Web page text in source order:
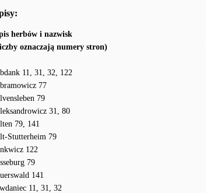
herbów i nazwisk
oznaczają numery stron)
11, 31, 32, 122
77
79
31, 80
79, 141
Stutterheim 79
122
79
141
11, 31, 32